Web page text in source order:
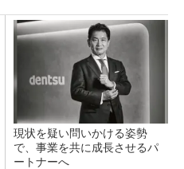
現状を疑い問いかける姿勢
で、事業を共に成長させるパ
ートナーへ